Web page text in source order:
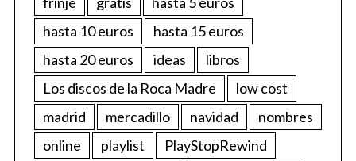
hasta 10 euros
hasta 15 euros
hasta 20 euros
ideas
libros
Los discos de la Roca Madre
low cost
madrid
mercadillo navidad
nombres
online
playlist
PlayStopRewind